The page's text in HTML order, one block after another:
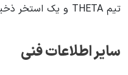
تیم THETA و یک استخر ذخیره توزیع شد.
سایر اطلاعات فنی